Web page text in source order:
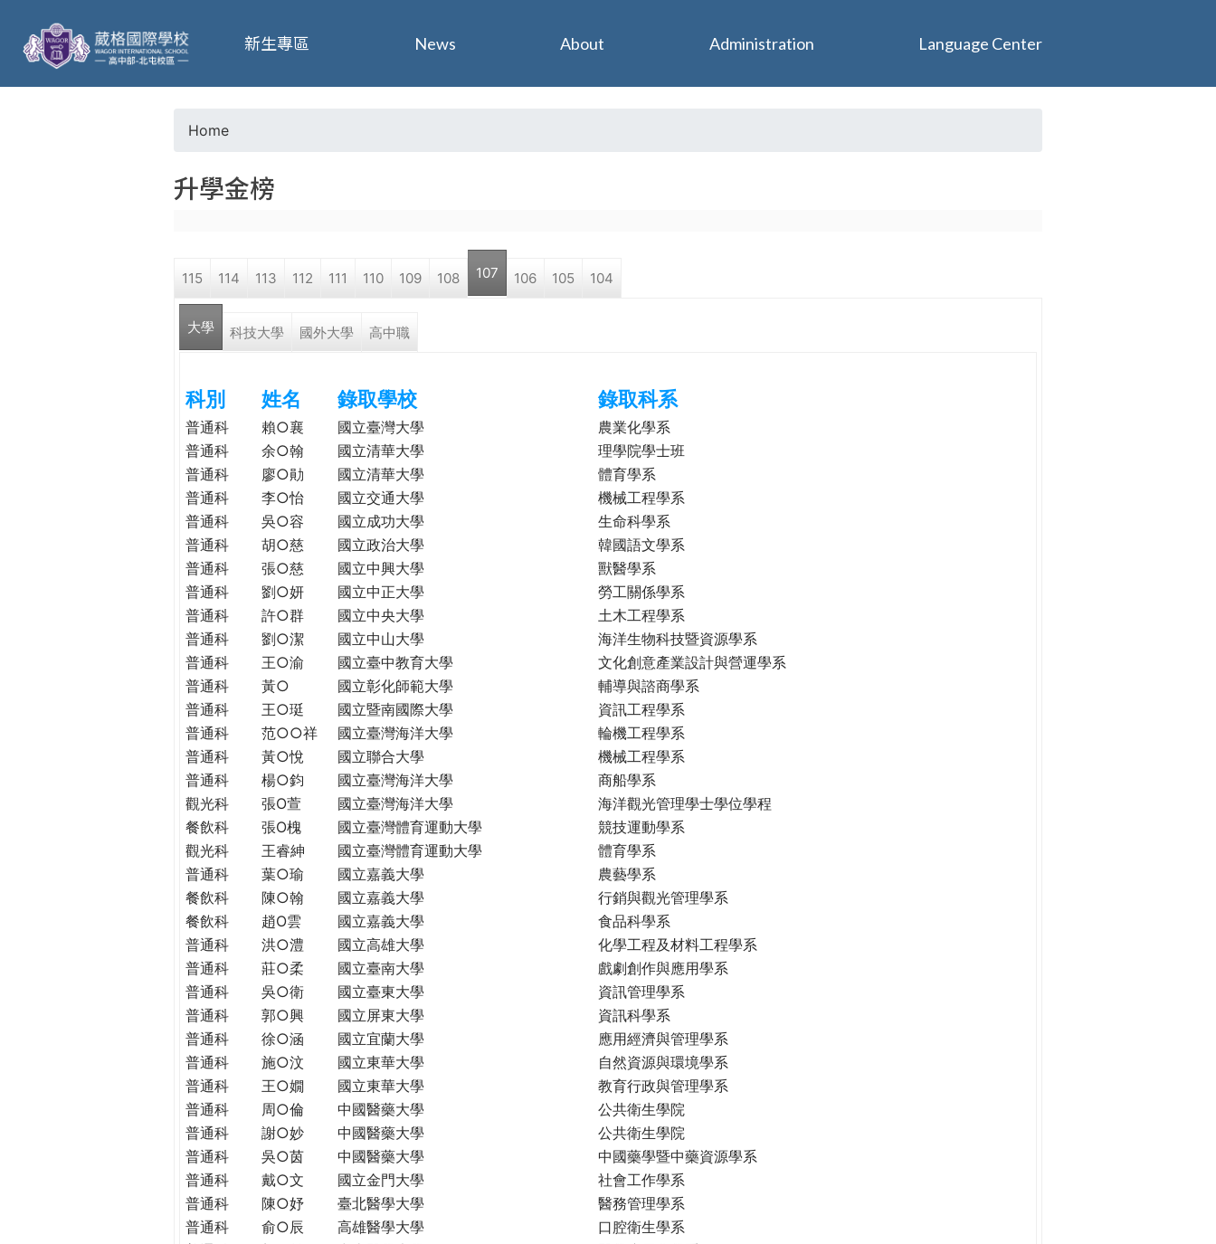
葳
格
o
a
r
h
e
r
e
Home
升學金榜
115 114 113 112 111 110 109 108 107 106 105 104
大學 科技大學 國外大學 高中職
科別 姓名 錄取學校 錄取科系
普通科 賴○襄 國立臺灣大學
農業化學系
普通科
余○翰 國立清華大學
理學院學士班
普通科
廖○勛 國立清華大學
體育學系
普通科
李○怡 國立交通大學
機械工程學系
普通科
吳○容 國立成功大學
生命科學系
普通科
胡○慈 國立政治大學
韓國語文學系
普通科
張○慈 國立中興大學
獸醫學系
普通科
劉○妍 國立中正大學
勞工關係學系
普通科
許○群 國立中央大學
土木工程學系
普通科
劉○潔 國立中山大學
海洋生物科技暨資源學系
普通科
王○渝 國立臺中教育大學
文化創意產業設計與營運學系
普通科
黃○ 國立彰化師範大學
輔導與諮商學系
普通科
王○珽 國立暨南國際大學
資訊工程學系
普通科
范○○祥 國立臺灣海洋大學
輪機工程學系
普通科
黃○悅 國立聯合大學
機械工程學系
普通科
楊○鈞 國立臺灣海洋大學
商船學系
觀光科
張O萱 國立臺灣海洋大學
海洋觀光管理學士學位學程
餐飲科
張O槐 國立臺灣體育運動大學
競技運動學系
觀光科
王睿紳 國立臺灣體育運動大學
體育學系
普通科
葉○瑜 國立嘉義大學
農藝學系
餐飲科
陳○翰 國立嘉義大學
行銷與觀光管理學系
餐飲科
趙O雲 國立嘉義大學
食品科學系
普通科
洪○澧 國立高雄大學
化學工程及材料工程學系
普通科
莊○柔 國立臺南大學
戲劇創作與應用學系
普通科
吳○衛 國立臺東大學
資訊管理學系
普通科
郭○興 國立屏東大學
資訊科學系
普通科
徐○涵 國立宜蘭大學
應用經濟與管理學系
普通科
施○汶 國立東華大學
自然資源與環境學系
普通科
王○嫺 國立東華大學
教育行政與管理學系
普通科
周○倫 中國醫藥大學
公共衛生學院
普通科
謝○妙 中國醫藥大學
公共衛生學院
普通科
吳○茵 中國醫藥大學
中國藥學暨中藥資源學系
普通科
戴○文 國立金門大學
社會工作學系
普通科
陳○妤 臺北醫學大學
醫務管理學系
普通科
俞○辰 高雄醫學大學
口腔衛生學系
新生專區 News About Administration Language Center